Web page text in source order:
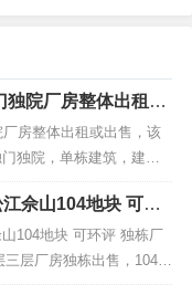
独院厂房整体出租或
平方米 出租
房整体出租或出售，该
独院，单栋建筑，建筑
屋竣工日 期 2010 年；占
部 5 层，底层层...
江佘山104地块 可环
3000平 双层三层厂
山104地块 可环评 独栋厂
层厂房独栋出售，104板
个产证）50年绿证出